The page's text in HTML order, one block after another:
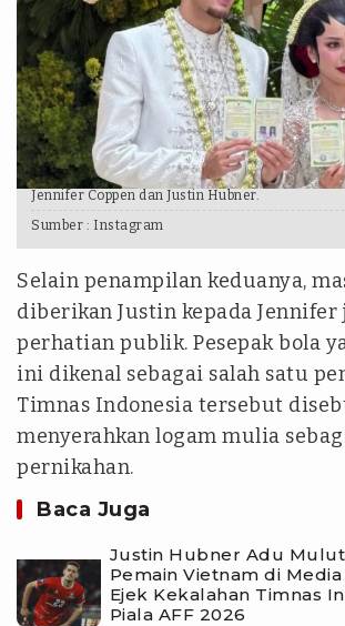
Jennifer Coppen dan Justin Hubner.
Sumber : Instagram
Selain penampilan keduanya,
diberikan Justin kepada
perhatian publik. Pesepak bola
ini dikenal sebagai salah satu
Timnas Indonesia tersebut
menyerahkan logam mulia
pernikahan.
Baca Juga
Justin Hubner Adu
Pemain Vietnam di Media
Ejek Kekalahan Timnas
Piala AFF 2026